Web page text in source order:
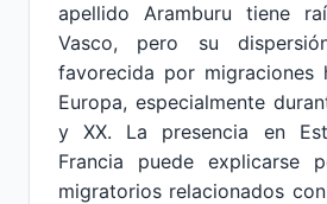
apellido Aramburu tiene
Vasco, pero su
favorecida por migraciones
Europa, especialmente
y XX. La presencia en
Francia puede explicarse
migratorios relacionados